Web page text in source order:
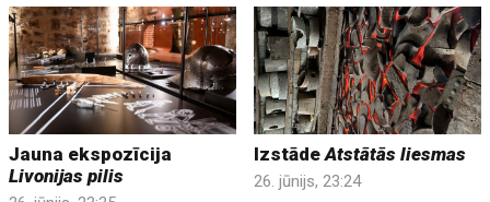
Jauna ekspozīcija
Livonijas pilis
IzstādeAtstātās liesmas
26. jūnijs, 23:24